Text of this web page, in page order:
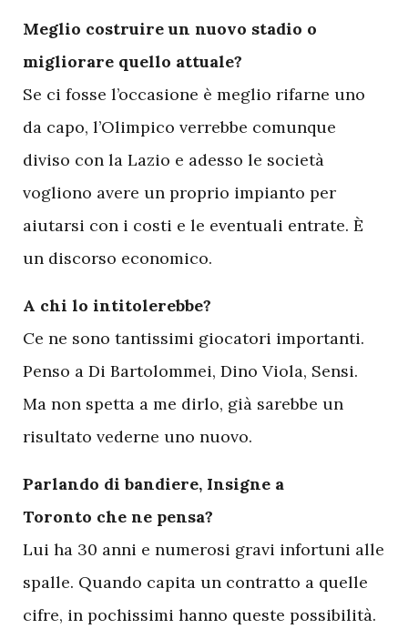
Meglio costruire un nuovo stadio o
migliorare quello attuale?
Se ci fosse l’occasione è meglio rifarne uno
da capo, l’Olimpico verrebbe comunque
diviso con la Lazio e adesso le società
vogliono avere un proprio impianto per
aiutarsi con i costi e le eventuali entrate. È
un discorso economico.
A chi lo intitolerebbe?
Ce ne sono tantissimi giocatori importanti.
Penso a Di Bartolommei, Dino Viola, Sensi.
Ma non spetta a me dirlo, già sarebbe un
risultato vederne uno nuovo.
Parlando di bandiere, Insigne a
Toronto che ne pensa?
Lui ha 30 anni e numerosi gravi infortuni alle
spalle. Quando capita un contratto a quelle
cifre, in pochissimi hanno queste possibilità.